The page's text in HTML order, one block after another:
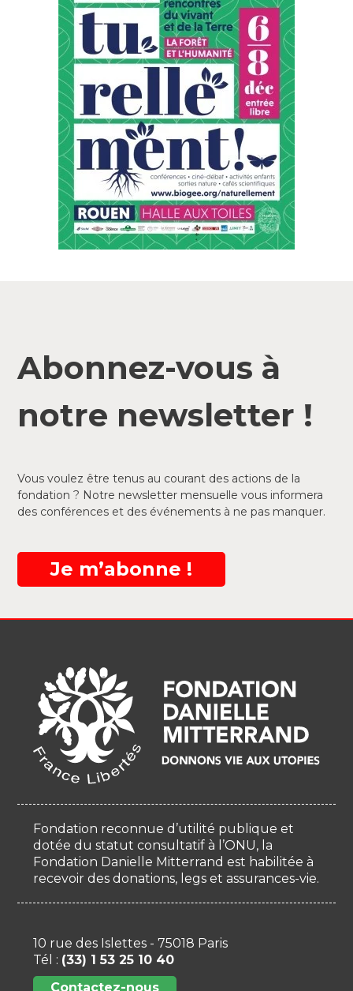
Abonnez-vous à
notre newsletter !
Vous voulez être tenus au courant des actions de la
fondation ? Notre newsletter mensuelle vous informera
des conférences et des événements à ne pas manquer.
Je m’abonne !
Fondation reconnue d’utilité publique et
dotée du statut consultatif à l’ONU, la
Fondation Danielle Mitterrand est habilitée à
recevoir des donations, legs et assurances-vie.
10 rue des Islettes - 75018 Paris
Tél : (33) 1 53 25 10 40
Contactez-nous